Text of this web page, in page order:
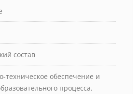
состав
техническое обеспечение и
процесса.